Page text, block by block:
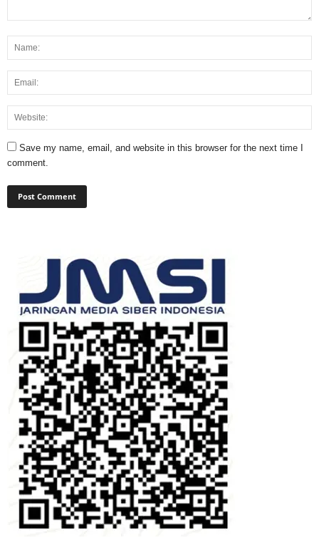
Save my name, email, and website in this browser for the next time I
comment.